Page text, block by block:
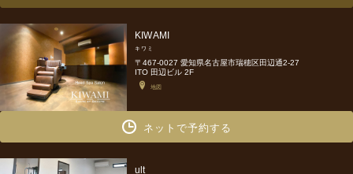
KIWAMI
キワミ
〒467-0027 愛知県名古屋市瑞穂区田辺通2-27
ITO 田辺ビル 2F
地図
ネットで予約する
ult